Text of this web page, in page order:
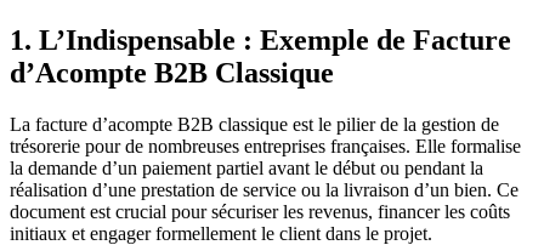
1. L’Indispensable : Exemple de Facture
d’Acompte B2B Classique
La facture d’acompte B2B classique est le pilier de la gestion de
trésorerie pour de nombreuses entreprises françaises. Elle formalise
la demande d’un paiement partiel avant le début ou pendant la
réalisation d’une prestation de service ou la livraison d’un bien. Ce
document est crucial pour sécuriser les revenus, financer les coûts
initiaux et engager formellement le client dans le projet.